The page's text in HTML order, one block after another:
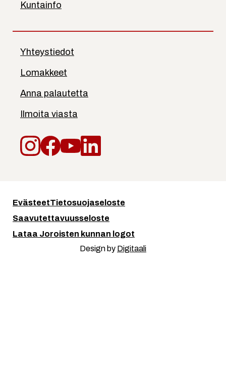
Kuntainfo
Yhteystiedot
Lomakkeet
Anna palautetta
Ilmoita viasta
Instagram
Facebook
YouTube
LinkedIn
EvästeetTietosuojaseloste
Saavutettavuusseloste
Lataa Joroisten kunnan logot
Design by Digitaali